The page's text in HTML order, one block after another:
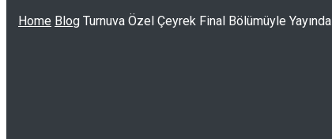
Home Blog Turnuva Özel Çeyrek Final Bölümüyle Yayında